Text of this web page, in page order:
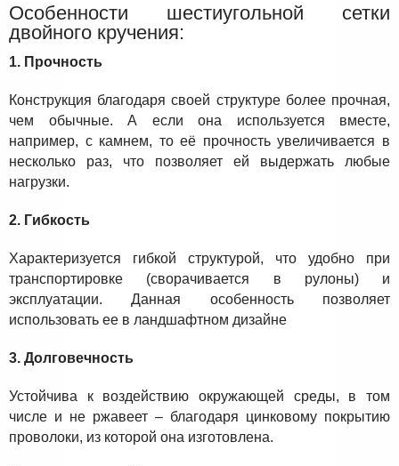
Особенности шестиугольной сетки
двойного кручения:
1. Прочность
Конструкция благодаря своей структуре более прочная,
чем обычные. А если она используется вместе,
например, с камнем, то её прочность увеличивается в
несколько раз, что позволяет ей выдержать любые
нагрузки.
2. Гибкость
Характеризуется гибкой структурой, что удобно при
транспортировке (сворачивается в рулоны) и
эксплуатации. Данная особенность позволяет
использовать ее в ландшафтном дизайне
3. Долговечность
Устойчива к воздействию окружающей среды, в том
числе и не ржавеет – благодаря цинковому покрытию
проволоки, из которой она изготовлена.